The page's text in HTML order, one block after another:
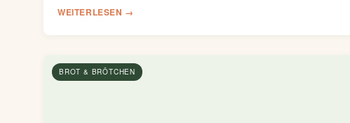
WEITERLESEN →
BROT & BRÖTCHEN